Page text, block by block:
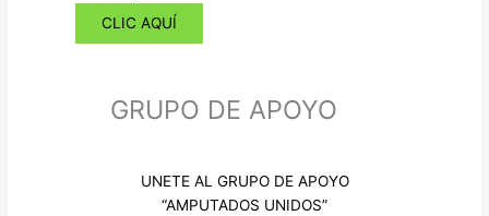
CLIC AQUÍ
GRUPO DE APOYO
UNETE AL GRUPO DE APOYO
“AMPUTADOS UNIDOS”​